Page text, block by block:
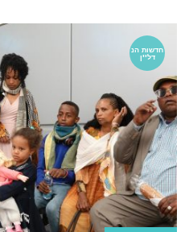
חדשות הנ
דל''ן